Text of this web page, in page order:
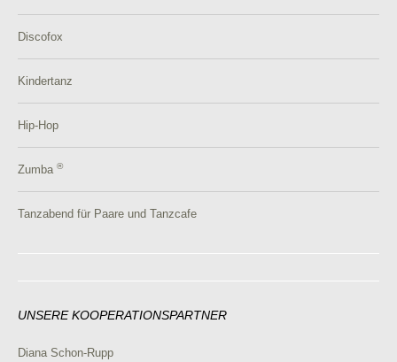
Discofox
Kindertanz
Hip-Hop
Zumba ®
Tanzabend für Paare und Tanzcafe
UNSERE KOOPERATIONSPARTNER
Diana Schon-Rupp